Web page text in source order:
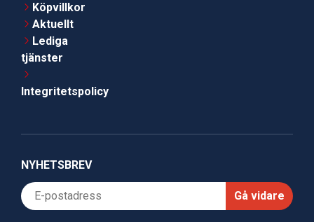
Köpvillkor
Aktuellt
Lediga
tjänster
Integritetspolicy
NYHETSBREV
Gå vidare